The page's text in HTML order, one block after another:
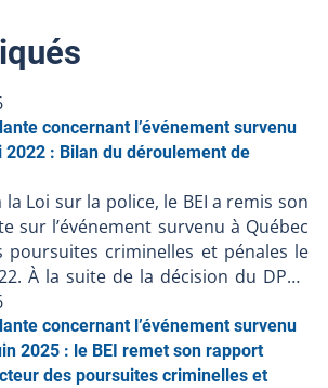
concernant l’événement survenu
2022 : Bilan du déroulement de
Loi sur la police, le BEI a remis son
sur l’événement survenu à Québec
poursuites criminelles et pénales le
À la suite de la décision du DPCP
d’accusation contre les policiers
de faits nouveaux, le BEI clôt
001. Les procédures judiciaires
BEI publie son bilan de l’enquête à
concernant l’événement survenu
2025 : le BEI remet son rapport
des poursuites criminelles et